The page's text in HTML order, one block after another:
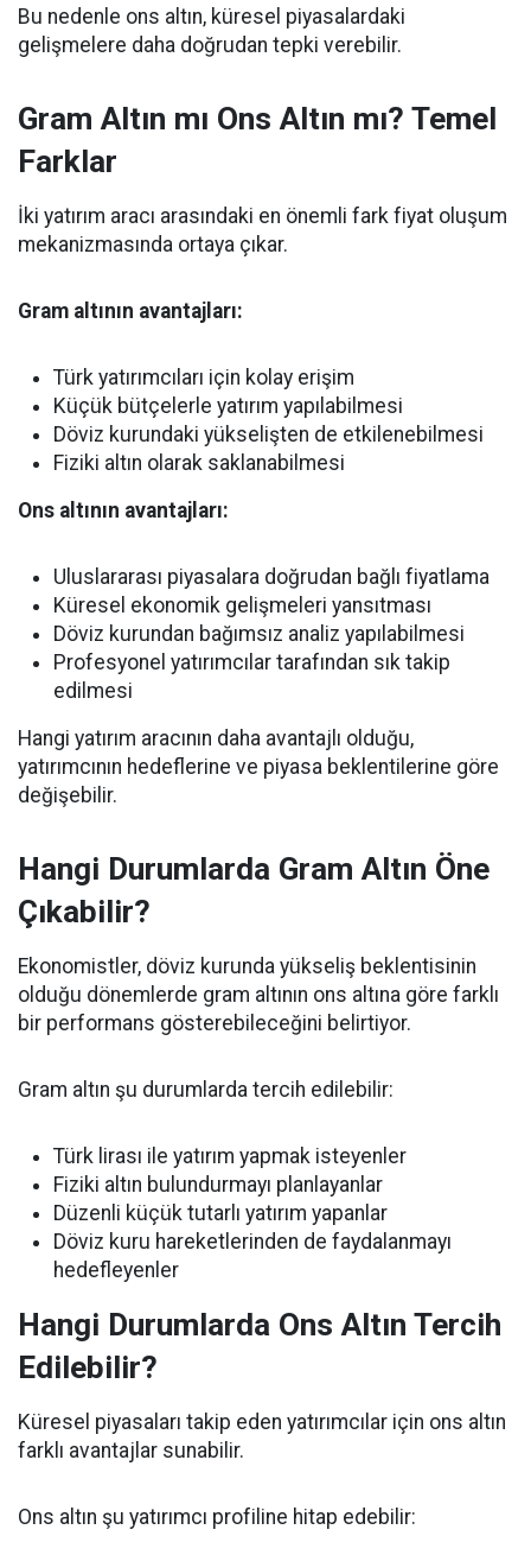
Bu nedenle ons altın, küresel piyasalardaki
gelişmelere daha doğrudan tepki verebilir.
Gram Altın mı Ons Altın mı? Temel
Farklar
İki yatırım aracı arasındaki en önemli fark fiyat oluşum
mekanizmasında ortaya çıkar.
Gram altının avantajları:
Türk yatırımcıları için kolay erişim
Küçük bütçelerle yatırım yapılabilmesi
Döviz kurundaki yükselişten de etkilenebilmesi
Fiziki altın olarak saklanabilmesi
Ons altının avantajları:
Uluslararası piyasalara doğrudan bağlı fiyatlama
Küresel ekonomik gelişmeleri yansıtması
Döviz kurundan bağımsız analiz yapılabilmesi
Profesyonel yatırımcılar tarafından sık takip
edilmesi
Hangi yatırım aracının daha avantajlı olduğu,
yatırımcının hedeflerine ve piyasa beklentilerine göre
değişebilir.
Hangi Durumlarda Gram Altın Öne
Çıkabilir?
Ekonomistler, döviz kurunda yükseliş beklentisinin
olduğu dönemlerde gram altının ons altına göre farklı
bir performans gösterebileceğini belirtiyor.
Gram altın şu durumlarda tercih edilebilir:
Türk lirası ile yatırım yapmak isteyenler
Fiziki altın bulundurmayı planlayanlar
Düzenli küçük tutarlı yatırım yapanlar
Döviz kuru hareketlerinden de faydalanmayı
hedefleyenler
Hangi Durumlarda Ons Altın Tercih
Edilebilir?
Küresel piyasaları takip eden yatırımcılar için ons altın
farklı avantajlar sunabilir.
Ons altın şu yatırımcı profiline hitap edebilir: